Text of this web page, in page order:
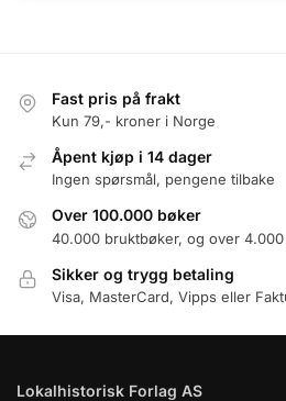
Fast pris på frakt
Kun 79,- kroner i Norge
Åpent kjøp i 14 dager
Ingen spørsmål, pengene tilbake
Over 100.000 bøker
40.000 bruktbøker, og over
Sikker og trygg betaling
Visa, MasterCard, Vipps eller
Lokalhistorisk Forlag AS